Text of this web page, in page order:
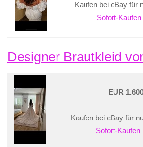
Kaufen bei eBay für
Sofort-Kaufen
Designer Brautkleid
EUR
Kaufen bei eBay für
Sofort-Kaufen